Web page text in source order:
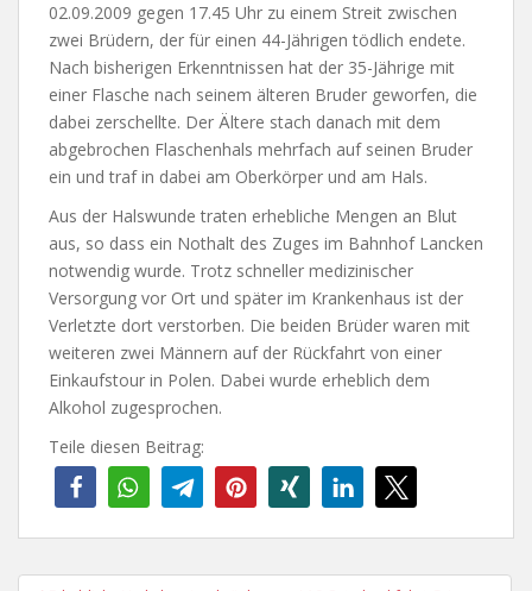
02.09.2009 gegen 17.45 Uhr zu einem Streit zwischen
zwei Brüdern, der für einen 44-Jährigen tödlich endete.
Nach bisherigen Erkenntnissen hat der 35-Jährige mit
einer Flasche nach seinem älteren Bruder geworfen, die
dabei zerschellte. Der Ältere stach danach mit dem
abgebrochen Flaschenhals mehrfach auf seinen Bruder
ein und traf in dabei am Oberkörper und am Hals.
Aus der Halswunde traten erhebliche Mengen an Blut
aus, so dass ein Nothalt des Zuges im Bahnhof Lancken
notwendig wurde. Trotz schneller medizinischer
Versorgung vor Ort und später im Krankenhaus ist der
Verletzte dort verstorben. Die beiden Brüder waren mit
weiteren zwei Männern auf der Rückfahrt von einer
Einkaufstour in Polen. Dabei wurde erheblich dem
Alkohol zugesprochen.
Teile diesen Beitrag: